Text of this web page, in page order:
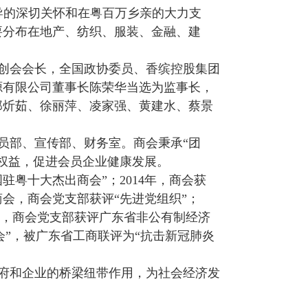
深切关怀和在粤百万乡亲的大力支
布在地产、纺织、服装、金融、建
会会长，全国政协委员、香缤控股集团
限公司董事长陈荣华当选为监事长，
茹、徐丽萍、凌家强、黄建水、蔡景
部、宣传部、财务室。商会秉承“团
，促进会员企业健康发展。
粤十大杰出商会”；2014年，商会获
，商会党支部获评“先进党组织”；
商会党支部获评广东省非公有制经济
，被广东省工商联评为“抗击新冠肺炎
和企业的桥梁纽带作用，为社会经济发